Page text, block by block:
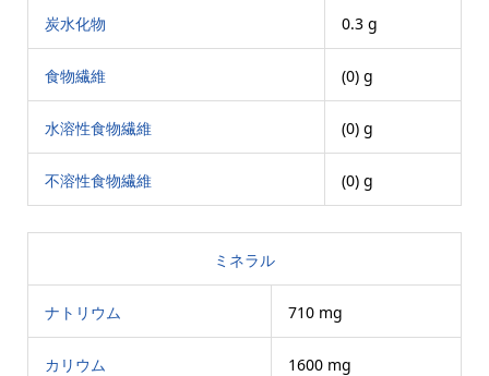
炭水化物 0.3 g
食物繊維 (0) g
水溶性食物繊維 (0) g
不溶性食物繊維 (0) g
ミネラル
ナトリウム 710 mg
カリウム 1600 mg